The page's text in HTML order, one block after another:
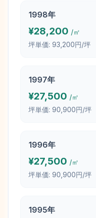
1998年
¥28,200 /㎡
坪単価: 93,200円/坪
1997年
¥27,500 /㎡
坪単価: 90,900円/坪
1996年
¥27,500 /㎡
坪単価: 90,900円/坪
1995年